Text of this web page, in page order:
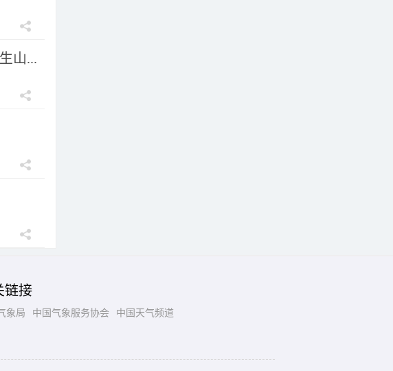
山...
链接
象局 中国气象服务协会 中国天气频道